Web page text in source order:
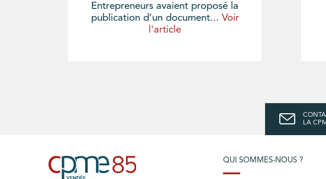
Entrepreneurs avaient proposé la
publication d’un document... Voir
l'article
LA
QUI SOMMES-NOUS ?